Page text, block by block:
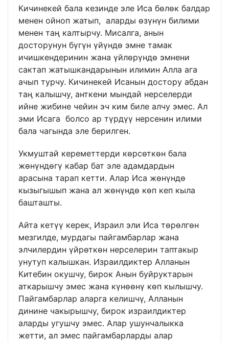
Кичинекей бала кезинде эле Иса бөлөк балдар
менен ойноп жатып, аларды өзүнүн билими
менен таң калтырчу. Мисалга, анын
досторунун бүгүн үйүндө эмне тамак
ичишкендеринин жана үйлөрүндө эмнени
сактап жатышкандарынын илимин Алла ага
ачып турчу. Кичинекей Исанын достору абдан
таң калышчу, анткени мындай нерселерди
ийне жибине чейин эч ким биле алчу эмес. Ал
эми Исага болсо ар түрдүү нерсенин илими
бала чагында эле берилген.
Укмуштай кереметтерди көрсөткөн бала
жөнүндөгү кабар бат эле адамдардын
арасына тарап кетти. Алар Иса жөнүндө
кызыгышып жана ал жөнүндө көп кеп кыла
башташты.
Айта кетүү керек, Израил эли Иса төрөлгөн
мезгилде, мурдагы пайгамбарлар жана
элчилердин үйрөткөн нерселерин таптакыр
унутуп калышкан. Израилдиктер Алланын
Китебин окушчу, бирок Анын буйруктарын
аткарышчу эмес жана күнөөнү көп кылышчу.
Пайгамбарлар аларга келишчү, Алланын
динине чакырышчу, бирок израилдиктер
аларды угушчу эмес. Алар ушунчалыкка
жетти, ал эмес пайгамбарларды алар